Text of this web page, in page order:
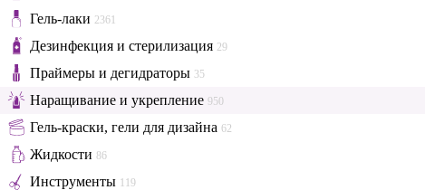
Гель-лаки 2361
Дезинфекция и стерилизация 29
Праймеры и дегидраторы 35
Наращивание и укрепление 950
Гель-краски, гели для дизайна 62
Жидкости 86
Инструменты 119